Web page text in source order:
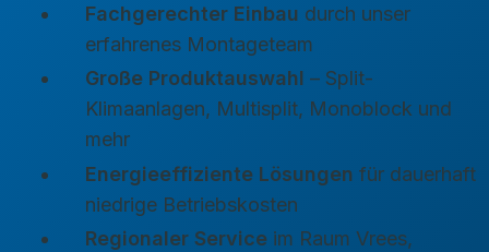
Fachgerechter Einbau durch unser
erfahrenes Montageteam
Große Produktauswahl – Split-
Klimaanlagen, Multisplit, Monoblock und
mehr
Energieeffiziente Lösungen für dauerhaft
niedrige Betriebskosten
Regionaler Service im Raum Vrees,